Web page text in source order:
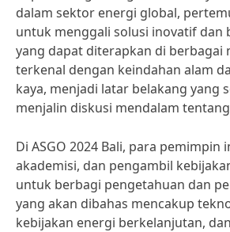
dalam sektor energi global,
untuk menggali solusi inovatif dan
yang dapat diterapkan di berbagai
terkenal dengan keindahan alam
kaya, menjadi latar belakang yang
menjalin diskusi mendalam
Di ASGO 2024 Bali, para pemimpin
akademisi, dan pengambil
untuk berbagi pengetahuan dan
yang akan dibahas mencakup
kebijakan energi berkelanjutan,